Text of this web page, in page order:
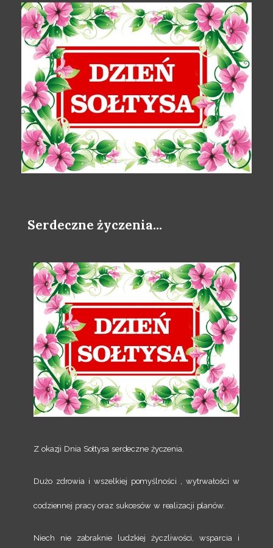
Serdeczne życzenia...
Z okazji Dnia Sołtysa serdeczne życzenia.
Dużo zdrowia i wszelkiej pomyślności , wytrwałości w
codziennej pracy oraz sukcesów w realizacji planów.
Niech nie zabraknie ludzkiej życzliwości, wsparcia i